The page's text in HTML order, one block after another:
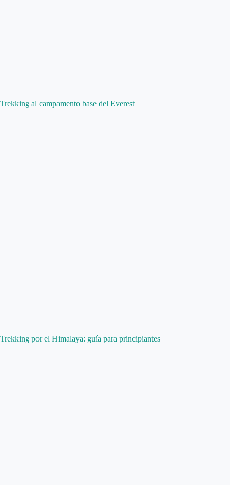
Trekking al campamento base del Everest
Trekking por el Himalaya: guía para principiantes